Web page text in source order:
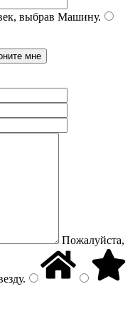
выбрав Машину.
Пожалуйста,
.